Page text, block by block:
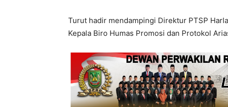
Turut hadir mendampingi Direktur PTSP
Kepala Biro Humas Promosi dan Protokol